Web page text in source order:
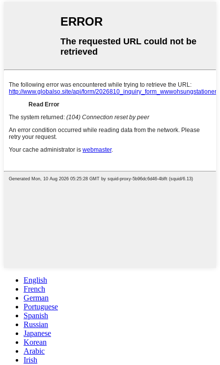
English
French
German
Portuguese
Spanish
Russian
Japanese
Korean
Arabic
Irish